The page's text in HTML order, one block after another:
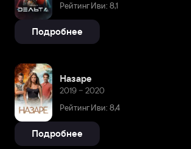
Рейтинг Иви: 8,1
Подробнее
Назаре
2019 – 2020
Рейтинг Иви: 8,4
Подробнее